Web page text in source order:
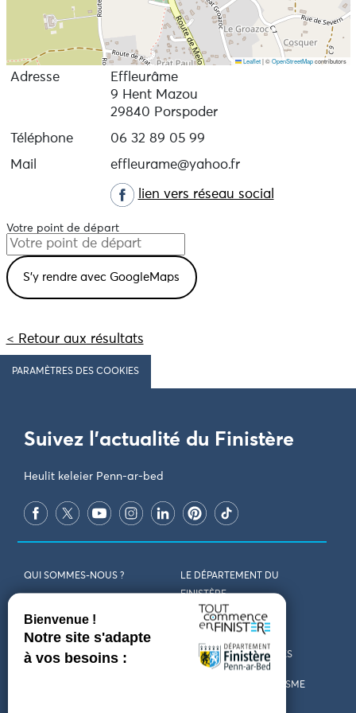
Leaflet |©OpenStreetMapcontributors
Adresse
Effleurâme
9 Hent Mazou
29840 Porspoder
Téléphone
06 32 89 05 99
Mail
effleurame@yahoo.fr
lien vers réseau social
Votre point de départ
< Retour aux résultats
PARAMÈTRES DES COOKIES
Suivez l'actualité du Finistère
Heulit keleier Penn-ar-bed
QUI SOMMES-NOUS ?
LE DÉPARTEMENT DU
FINISTÈRE
REJOIGNEZ-NOUS VENIR EN FINISTÈRE
CONTACT CARTES ET BROCHURES
LES OFFICES DE TOURISME